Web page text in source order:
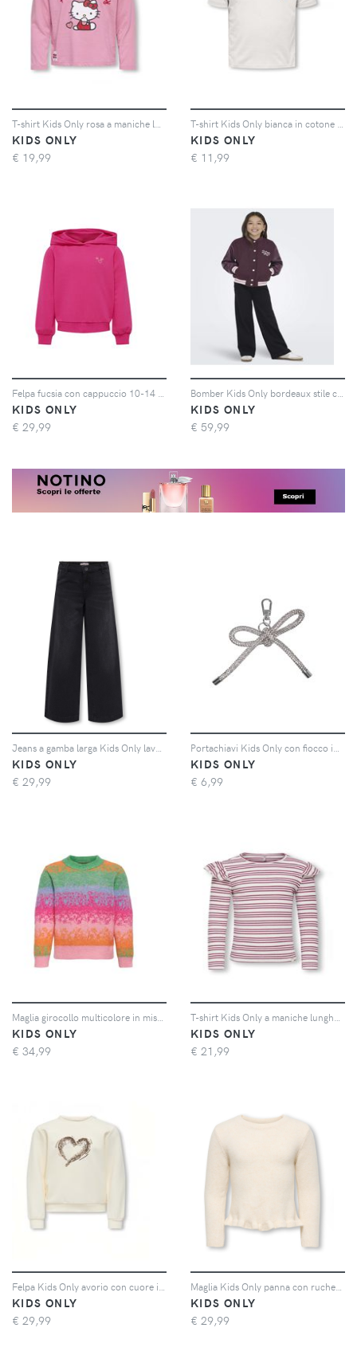
KIDS ONLY
€ 19,99
KIDS ONLY
€ 11,99
KIDS ONLY
€ 29,99
KIDS ONLY
€ 59,99
KIDS ONLY
€ 29,99
KIDS ONLY
€ 6,99
KIDS ONLY
€ 34,99
KIDS ONLY
€ 21,99
KIDS ONLY
€ 29,99
KIDS ONLY
€ 29,99